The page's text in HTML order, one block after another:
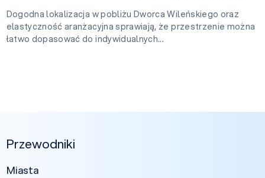
Dogodna lokalizacja w pobliżu Dworca Wileńskiego oraz
elastyczność aranżacyjna sprawiają, że przestrzenie można
łatwo dopasować do indywidualnych...
Przewodniki
Miasta